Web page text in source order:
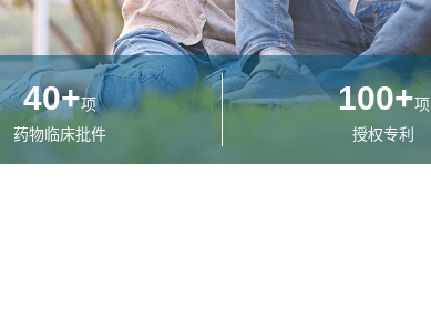
40+项
药物临床批件
100+项
授权专利